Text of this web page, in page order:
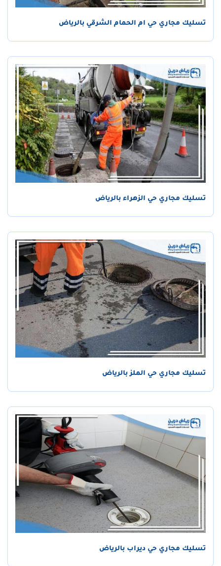
تسليك مجاري حي ام الحمام الشرقي بالرياض
تسليك مجاري حي الزهراء بالرياض
تسليك مجاري حي الملز بالرياض
تسليك مجاري حي ديراب بالرياض